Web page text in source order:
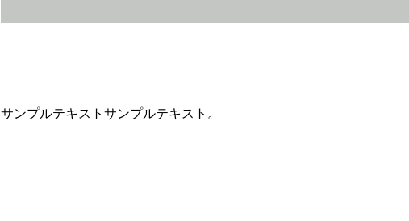
サンプルテキストサンプルテキスト。